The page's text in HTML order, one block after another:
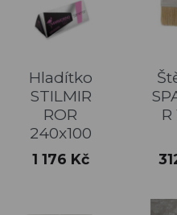
Hladítko
STILMIR
ROR
240x100
Cena
1 176 Kč
R